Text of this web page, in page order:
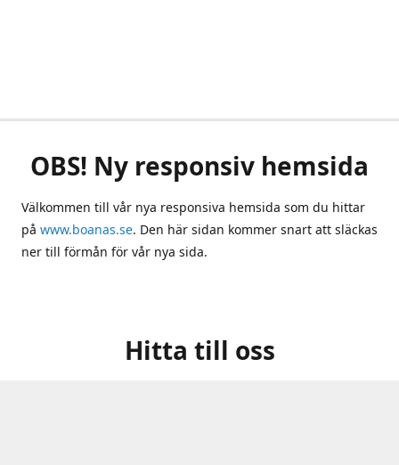
OBS! Ny responsiv hemsida
Välkommen till vår nya responsiva hemsida som du hittar
på www.boanas.se. Den här sidan kommer snart att släckas
ner till förmån för vår nya sida.
Hitta till oss